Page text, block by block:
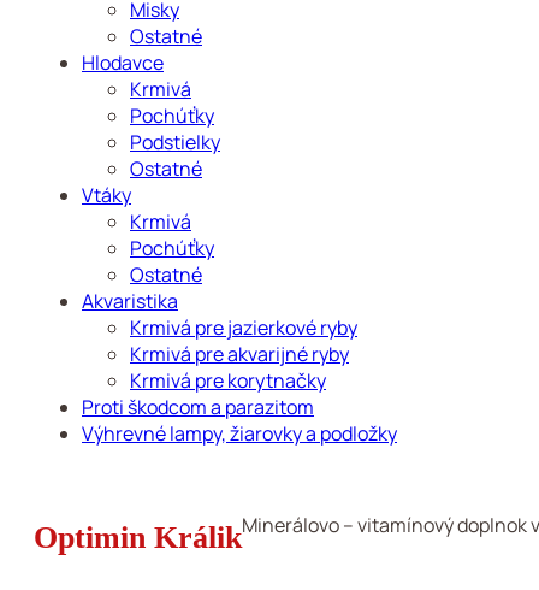
Misky
Ostatné
Hlodavce
Krmivá
Pochúťky
Podstielky
Ostatné
Vtáky
Krmivá
Pochúťky
Ostatné
Akvaristika
Krmivá pre jazierkové ryby
Krmivá pre akvarijné ryby
Krmivá pre korytnačky
Proti škodcom a parazitom
Výhrevné lampy, žiarovky a podložky
Optimin KrálikMinerálovo – vitamínový